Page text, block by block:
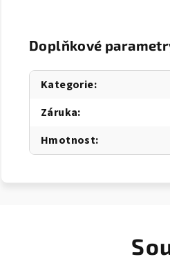
Doplňkové
Kategorie:
Záruka:
Hmotnost: